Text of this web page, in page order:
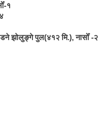
१
झोलुङ्गे पुल(४१२ मि.), नासोँ -२